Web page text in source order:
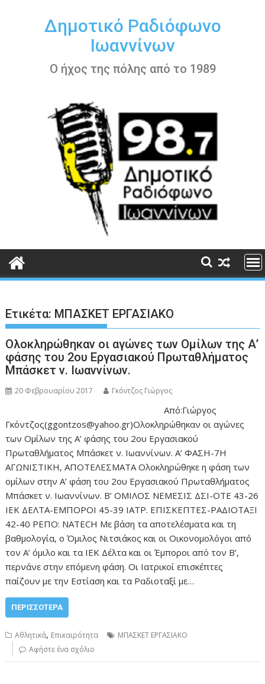
περιεχόμενοΔημοτικό Ραδιόφωνο
Ιωαννίνων
Ο ήχος της πόλης από το 1989
Ετικέτα: ΜΠΑΣΚΕΤ ΕΡΓΑΣΙΑΚΟ
Ολοκληρώθηκαν οι αγώνες των Ομίλων της Α’
φάσης του 2ου Εργασιακού Πρωταθλήματος
Μπάσκετ ν. Ιωαννίνων.
20 Φεβρουαρίου 2017 Γκόντζος Γιώργος
Από:Γιώργος
Γκόντζος(ggontzos@yahoo.gr)Ολοκληρώθηκαν οι αγώνες
των Ομίλων της Α’ φάσης του 2ου Εργασιακού
Πρωταθλήματος Μπάσκετ ν. Ιωαννίνων. Α’ ΦΑΣΗ-7Η
ΑΓΩΝΙΣΤΙΚΗ, ΑΠΟΤΕΛΕΣΜΑΤΑ Ολοκληρώθηκε η φάση των
ομίλων στην Α’ φάση του 2ου Εργασιακού Πρωταθλήματος
Μπάσκετ ν. Ιωαννίνων. Β’ ΟΜΙΛΟΣ ΝΕΜΕΣΙΣ ΔΣΙ-ΟΤΕ 43-26
ΙΕΚ ΔΕΛΤΑ-ΕΜΠΟΡΟΙ 45-39 ΙΑΤΡ. ΕΠΙΣΚΕΠΤΕΣ-ΡΑΔΙΟΤΑΞΙ
42-40 ΡΕΠΟ: NATECH Με βάση τα αποτελέσματα και τη
βαθμολογία, ο Όμιλος Νιτσιάκος και οι Οικονομολόγοι από
τον Α’ όμιλο και τα ΙΕΚ Δέλτα και οι Έμποροι από τον Β’,
περνάνε στην επόμενη φάση. Οι Ιατρικοί επισκέπτες
παίζουν με την Εστίαση και τα Ραδιοταξί με…
ΠΕΡΙΣΣΌΤΕΡΑ
Αθλητικά, Επικαιρότητα
ΜΠΑΣΚΕΤ ΕΡΓΑΣΙΑΚΟ
Αφήστε ένα σχόλιο